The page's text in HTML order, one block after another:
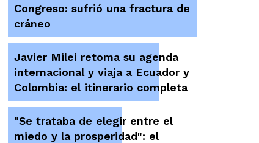
Congreso: sufrió una fractura de
cráneo
Javier Milei retoma su agenda
internacional y viaja a Ecuador y
Colombia: el itinerario completa
"Se trataba de elegir entre el
miedo y la prosperidad": el